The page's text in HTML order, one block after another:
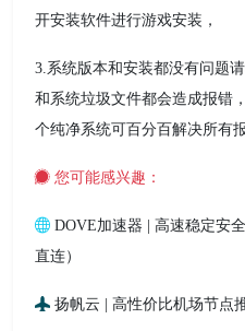
开安装软件进行游戏安装，
3.系统版本和安装都没有问题
和系统垃圾文件都会造成报错
个纯净系统可百分百解决所有
您可能感兴趣：
DOVE加速器 | 高速稳定安
直连）
扬帆云 | 高性价比机场节点